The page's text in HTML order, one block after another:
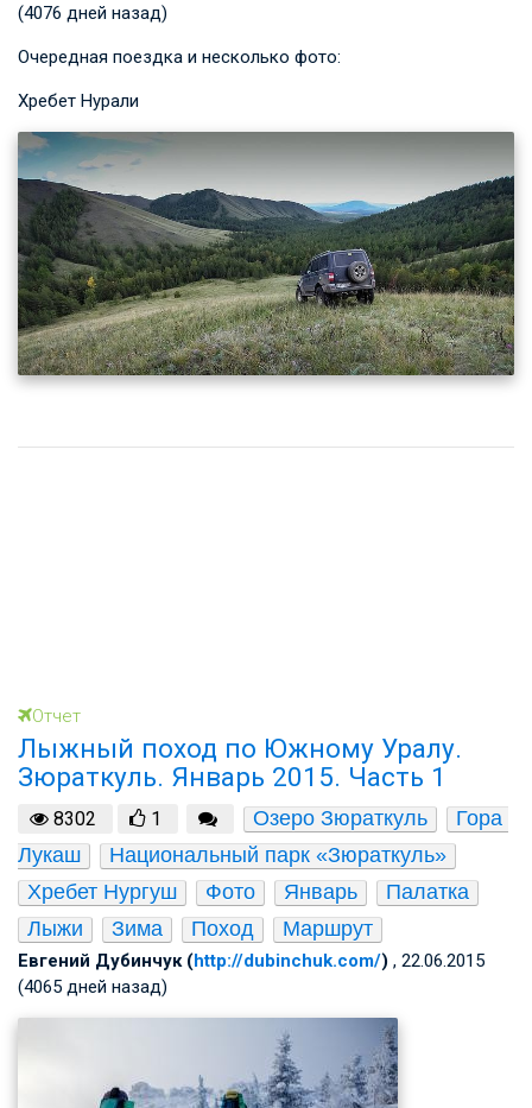
(4076 дней назад)
Очередная поездка и несколько фото:
Хребет Нурали
Отчет
Лыжный поход по Южному Уралу.
Зюраткуль. Январь 2015. Часть 1
8302 1 Озеро Зюраткуль
Гора
Лукаш
Национальный парк «Зюраткуль»
Хребет Нургуш
Фото Январь
Палатка
Лыжи
Зима Поход Маршрут
Евгений Дубинчук (http://dubinchuk.com/) , 22.06.2015
(4065 дней назад)